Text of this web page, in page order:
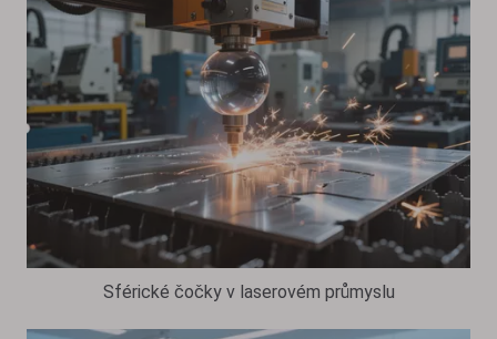
Sférické čočky v laserovém průmyslu